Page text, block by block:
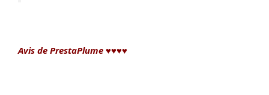
Avis de PrestaPlume ♥♥♥♥